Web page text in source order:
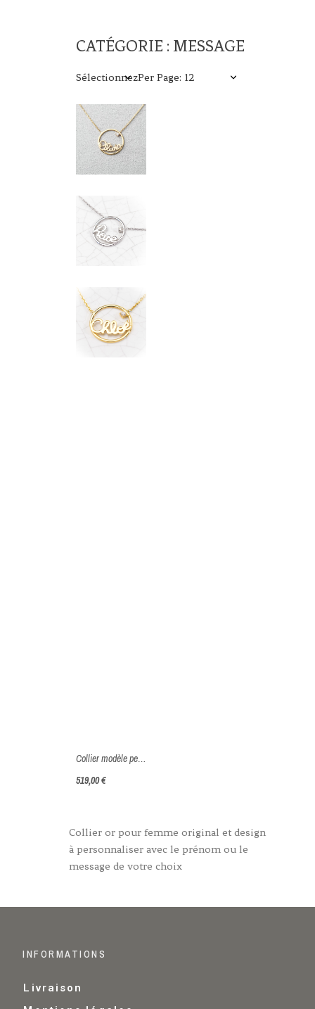
CATÉGORIE : MESSAGE
SélectionnezPer Page: 12
Collier modèle personnalisé prénom en Or 375 millièmes (9 Carats) - 519€ à 555€
519,00 €
Collier or pour femme original et design
à personnaliser avec le prénom ou le
message de votre choix
INFORMATIONS
Livraison